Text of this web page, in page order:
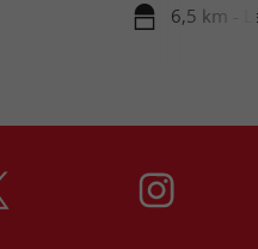
6,5 km -